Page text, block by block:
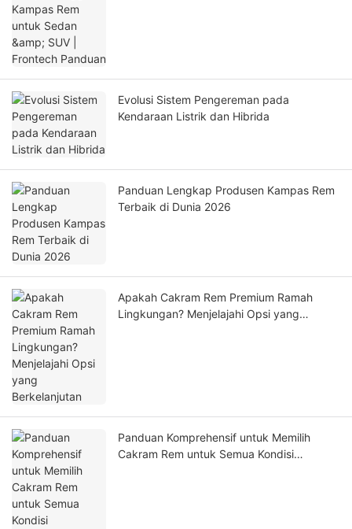
Evolusi Sistem Pengereman pada
Kendaraan Listrik dan Hibrida
Panduan Lengkap Produsen Kampas Rem
Terbaik di Dunia 2026
Apakah Cakram Rem Premium Ramah
Lingkungan? Menjelajahi Opsi yang
Panduan Komprehensif untuk Memilih
Cakram Rem untuk Semua Kondisi